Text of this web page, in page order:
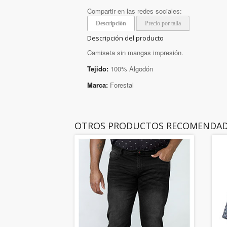
Compartir en las redes sociales:
Descripción Precio por talla
Descripción del producto
Camiseta sin mangas impresión.
Tejido: 100% Algodón
Marca: Forestal
OTROS PRODUCTOS